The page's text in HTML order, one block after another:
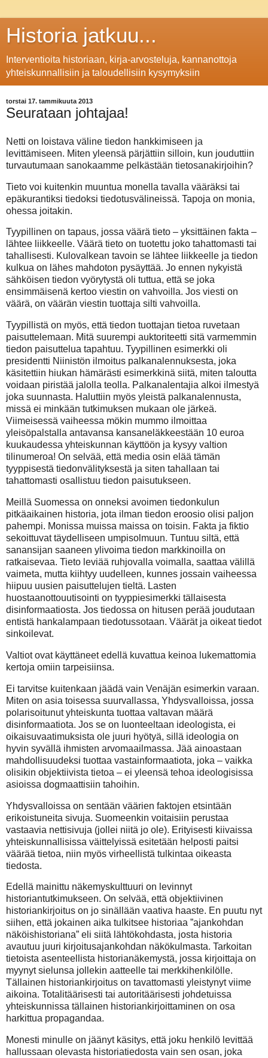
Historia jatkuu...
Interventioita historiaan, kirja-arvosteluja, kannanottoja
yhteiskunnallisiin ja taloudellisiin kysymyksiin
torstai 17. tammikuuta 2013
Seurataan johtajaa!
Netti on loistava väline tiedon hankkimiseen ja
levittämiseen. Miten yleensä pärjättiin silloin, kun jouduttiin
turvautumaan sanokaamme pelkästään tietosanakirjoihin?
Tieto voi kuitenkin muuntua monella tavalla vääräksi tai
epäkurantiksi tiedoksi tiedotusvälineissä. Tapoja on monia,
ohessa joitakin.
Tyypillinen on tapaus, jossa väärä tieto – yksittäinen fakta –
lähtee liikkeelle. Väärä tieto on tuotettu joko tahattomasti tai
tahallisesti. Kulovalkean tavoin se lähtee liikkeelle ja tiedon
kulkua on lähes mahdoton pysäyttää. Jo ennen nykyistä
sähköisen tiedon vyörytystä oli tuttua, että se joka
ensimmäisenä kertoo viestin on vahvoilla. Jos viesti on
väärä, on väärän viestin tuottaja silti vahvoilla.
Tyypillistä on myös, että tiedon tuottajan tietoa ruvetaan
paisuttelemaan. Mitä suurempi auktoriteetti sitä varmemmin
tiedon paisuttelua tapahtuu. Tyypillinen esimerkki oli
presidentti Niinistön ilmoitus palkanalennuksesta, joka
käsitettiin hiukan hämärästi esimerkkinä siitä, miten taloutta
voidaan piristää jalolla teolla. Palkanalentajia alkoi ilmestyä
joka suunnasta. Haluttiin myös yleistä palkanalennusta,
missä ei minkään tutkimuksen mukaan ole järkeä.
Viimeisessä vaiheessa mökin mummo ilmoittaa
yleisöpalstalla antavansa kansaneläkkeestään 10 euroa
kuukaudessa yhteiskunnan käyttöön ja kysyy valtion
tilinumeroa! On selvää, että media osin elää tämän
tyyppisestä tiedonvälityksestä ja siten tahallaan tai
tahattomasti osallistuu tiedon paisutukseen.
Meillä Suomessa on onneksi avoimen tiedonkulun
pitkäaikainen historia, jota ilman tiedon eroosio olisi paljon
pahempi. Monissa muissa maissa on toisin. Fakta ja fiktio
sekoittuvat täydelliseen umpisolmuun. Tuntuu siltä, että
sanansijan saaneen ylivoima tiedon markkinoilla on
ratkaisevaa. Tieto leviää ruhjovalla voimalla, saattaa välillä
vaimeta, mutta kiihtyy uudelleen, kunnes jossain vaiheessa
hiipuu uusien paisuttelujen tieltä. Lasten
huostaanottouutisointi on tyyppiesimerkki tällaisesta
disinformaatiosta. Jos tiedossa on hitusen perää joudutaan
entistä hankalampaan tiedotussotaan. Väärät ja oikeat tiedot
sinkoilevat.
Valtiot ovat käyttäneet edellä kuvattua keinoa lukemattomia
kertoja omiin tarpeisiinsa.
Ei tarvitse kuitenkaan jäädä vain Venäjän esimerkin varaan.
Miten on asia toisessa suurvallassa, Yhdysvalloissa, jossa
polarisoitunut yhteiskunta tuottaa valtavan määrä
disinformaatiota. Jos se on luonteeltaan ideologista, ei
oikaisuvaatimuksista ole juuri hyötyä, sillä ideologia on
hyvin syvällä ihmisten arvomaailmassa. Jää ainoastaan
mahdollisuudeksi tuottaa vastainformaatiota, joka – vaikka
olisikin objektiivista tietoa – ei yleensä tehoa ideologisissa
asioissa dogmaattisiin tahoihin.
Yhdysvalloissa on sentään väärien faktojen etsintään
erikoistuneita sivuja. Suomeenkin voitaisiin perustaa
vastaavia nettisivuja (jollei niitä jo ole). Erityisesti kiivaissa
yhteiskunnallisissa väittelyissä esitetään helposti paitsi
väärää tietoa, niin myös virheellistä tulkintaa oikeasta
tiedosta.
Edellä mainittu näkemyskulttuuri on levinnyt
historiantutkimukseen. On selvää, että objektiivinen
historiankirjoitus on jo sinällään vaativa haaste. En puutu nyt
siihen, että jokainen aika tulkitsee historiaa ”ajankohdan
näköishistoriana” eli siitä lähtökohdasta, josta historia
avautuu juuri kirjoitusajankohdan näkökulmasta. Tarkoitan
tietoista asenteellista historianäkemystä, jossa kirjoittaja on
myynyt sielunsa jollekin aatteelle tai merkkihenkilölle.
Tällainen historiankirjoitus on tavattomasti yleistynyt viime
aikoina. Totalitäärisesti tai autoritäärisesti johdetuissa
yhteiskunnissa tällainen historiankirjoittaminen on osa
harkittua propagandaa.
Monesti minulle on jäänyt käsitys, että joku henkilö levittää
hallussaan olevasta historiatiedosta vain sen osan, joka